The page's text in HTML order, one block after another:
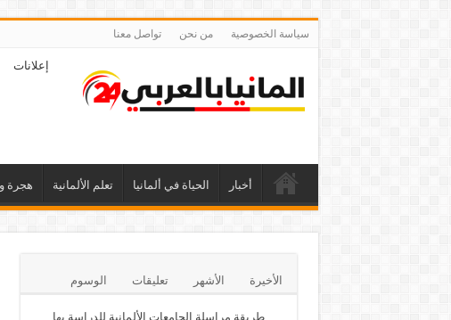
سياسة الخصوصية من نحن تواصل معنا
إعلانات
أخبار الحياة في ألمانيا تعلم الألمانية هجرة
الأخيرة الأشهر تعليقات الوسوم
طريقة مراسلة الجامعات الألمانية للدراسة بها